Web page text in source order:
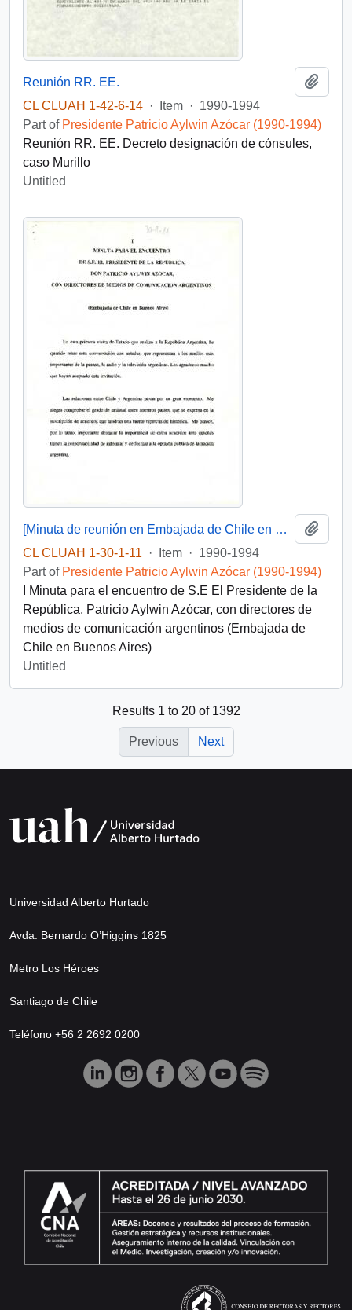
Reunión RR. EE.
CL CLUAH 1-42-6-14 · Item · 1990-1994
Part of Presidente Patricio Aylwin Azócar (1990-1994)
Reunión RR. EE. Decreto designación de cónsules,
caso Murillo
Untitled
[Minuta de reunión en Embajada de Chile en Buenos Aires]
CL CLUAH 1-30-1-11
· Item · 1990-1994
Part of Presidente Patricio Aylwin Azócar (1990-1994)
I Minuta para el encuentro de S.E El Presidente de la
República, Patricio Aylwin Azócar, con directores de
medios de comunicación argentinos (Embajada de
Chile en Buenos Aires)
Untitled
Results 1 to 20 of 1392
Previous Next
Universidad Alberto Hurtado
Avda. Bernardo O’Higgins 1825
Metro Los Héroes
Santiago de Chile
Teléfono +56 2 2692 0200